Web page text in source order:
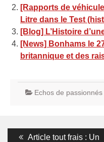
[Rapports de
Litre dans le Test
[Blog] L’Histoire
[News] Bonhams le
britannique et des
Echos de passionnés
Navigation
Previous
Article tout frais : Un